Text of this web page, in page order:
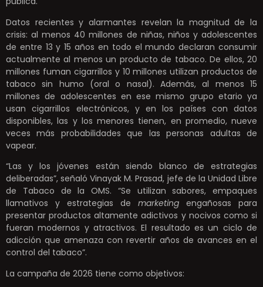
Datos recientes y alarmantes revelan la magnitud de la
crisis: al menos 40 millones de niñas, niños y adolescentes
de entre 13 y 15 años en todo el mundo declaran consumir
actualmente al menos un producto de tabaco. De ellos, 20
millones fuman cigarrillos y 10 millones utilizan productos de
tabaco sin humo (oral o nasal). Además, al menos 15
millones de adolescentes en ese mismo grupo etario ya
usan cigarrillos electrónicos, y en los países con datos
disponibles, las y los menores tienen, en promedio, nueve
veces más probabilidades que las personas adultas de
vapear.
“Las y los jóvenes están siendo blanco de estrategias
deliberadas”, señaló Vinayak M. Prasad, jefe de la Unidad Libre
de Tabaco de la OMS. “Se utilizan sabores, empaques
llamativos y estrategias de marketing engañosas para
presentar productos altamente adictivos y nocivos como si
fueran modernos y atractivos. El resultado es un ciclo de
adicción que amenaza con revertir años de avances en el
control del tabaco”.
La campaña de 2026 tiene como objetivos: